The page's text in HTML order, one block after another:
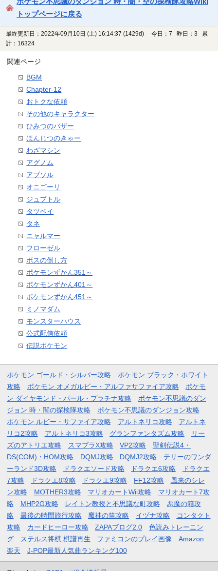
トップページに戻る
最終更新日：2022年09月10日 (土) 16:14:37 (1429d)
今日：7 昨日：3 累
計：16324
関連ページ
BGM
Chapter-12
おトクな依頼
その他のキャラクター
ひみつのバザー
ほんじつのきゃー
わざマシン
アグノム
アブソル
オニゴーリ
ジュプトル
タツベイ
タネ
ニャルマー
フローゼル
ボスの倒し方
ポケモンずかん351～
ポケモンずかん401～
ポケモンずかん451～
ミノマダム
モンスターハウス
公式配信依頼
伝説ポケモン
ポケモン ゴールド・シルバー攻略
ポケモン ブラック・ホワイト
攻略
ポケモン オメガルビー・アルファサファイア攻略
ポケモ
ン ダイヤモンド・パール・プラチナ攻略
ポケモン不思議のダン
ジョン 時・闇の探検隊攻略
ポケモン不思議のダンジョン攻略
ポケモン ルビー・サファイア攻略
アルトネリコ攻略
アルトネ
リコ2攻略
アルトネリコ3攻略 グランファンタズム攻略
リー
ズのアトリエ攻略
スマブラX攻略 VP2攻略
聖剣伝説4・
DS(COM)・HOM攻略
DQMJ攻略 DQMJ2攻略
テリーのワンダ
ーランド3D攻略
ドラクエソード攻略 ドラクエ6攻略
ドラクエ
7攻略
ドラクエ8攻略 ドラクエ9攻略 FF12攻略
風来のシレ
ン攻略
MOTHER3攻略 マリオカートWii攻略
マリオカート7攻
略
MHP2G攻略 レイトン教授と不思議な町攻略
悪魔の箱攻
略
最後の時間旅行攻略 魔神の笛攻略 イヅナ攻略
コンタクト
攻略
カードヒーロー攻略 ZAPAブログ2.0
色読みトレーニン
グ
ステルス将棋 棋譜再生 ファミコンのプレイ画像
Amazon
楽天
J-POP最新人気曲ランキング100